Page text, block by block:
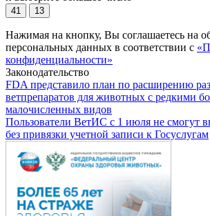
41 13
Нажимая на кнопку, Вы соглашаетесь на
персональных данных в соответствии с
конфиденциальности»
Законодательство
FDA представило план по расширению
ветпрепаратов для животных с редкими
малочисленных видов
Пользователи ВетИС с 1 июля не смогут
без привязки учетной записи к Госуслугам